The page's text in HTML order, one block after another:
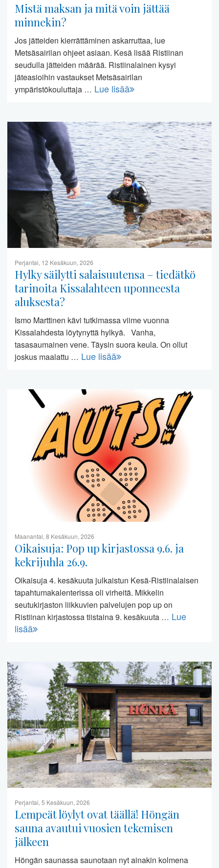
Mistä maksan ja mitä voin jättää
minnekin?
Jos jätteiden kierrättäminen askarruttaa, lue
Metsäsairilan ohjeet asiaan. Kesä lisää Ristiinan
seudulla jätteiden määrää. Ristiinalainen kysyi
jäteasioihin vastaukset Metsäsairilan
ympäristökouluttaja … Lue lisää
Perjantai, 12 Kesäkuun, 2026
Hylky säilytti salaisuutensa – tiedätkö
tarinoita Kissalahteen uponneesta
aluksesta?
Ismo Marttinen kävi tutkimassa viime vuonna
Kissalahdesta löytynyttä hylkyä. Vanha,
tasasaumainen vene. Täysin suora keula. On ollut
joskus maalattu … Lue lisää
Maanantai, 8 Kesäkuun, 2026
Oikaisuja: Pop up kirjastossa 9.6. ja
kekrijuhla 26.9.
Oikaisuja 4. kesäkuuta julkaistun Kesä-Ristiinalaisen
tapahtumakalenterissa oli virheitä. Mikkelin
seutukirjaston liikkuvien palvelujen pop up on
Ristiinan kirjastossa tiistaina 9. kesäkuuta … Lue
lisää
Perjantai, 5 Kesäkuun, 2026
Lempeät löylyt ovat täällä! Höngän
sauna avautui vuosien tekemisen
jälkeen
Höngän saunassa saunotaan nyt ainakin kolmena